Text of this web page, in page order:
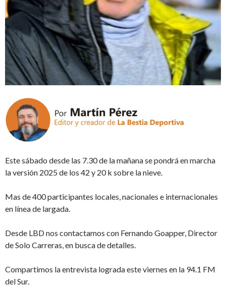
Este sábado desde las 7.30 de la mañana se pondrá en marcha
la versión 2025 de los 42 y 20 k sobre la nieve.
Mas de 400 participantes locales, nacionales e internacionales
en línea de largada.
Desde LBD nos contactamos con Fernando Goapper, Director
de Solo Carreras, en busca de detalles.
Compartimos la entrevista lograda este viernes en la 94.1 FM
del Sur.